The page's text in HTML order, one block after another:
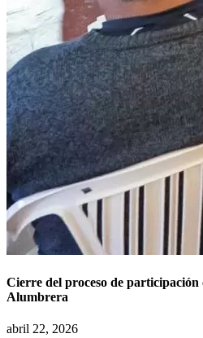
Cierre del proceso de
Alumbrera
abril 22, 2026